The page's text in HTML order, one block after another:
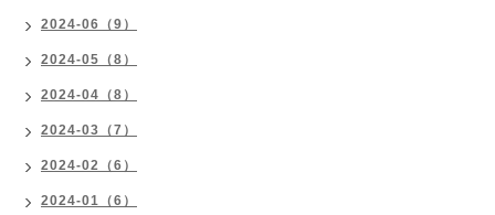
2024-06（9）
2024-05（8）
2024-04（8）
2024-03（7）
2024-02（6）
2024-01（6）